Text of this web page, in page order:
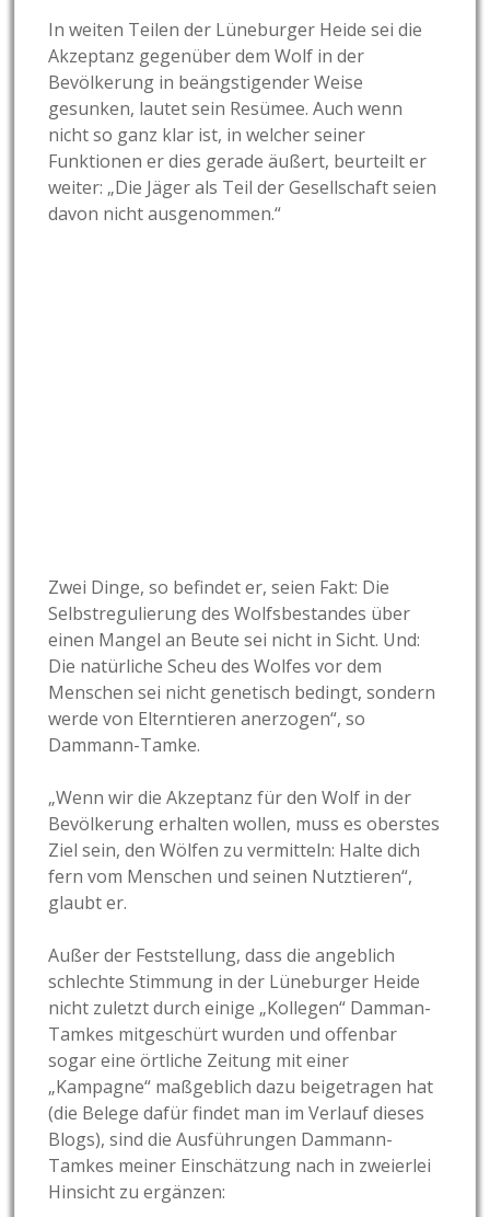
In weiten Teilen der Lüneburger Heide sei die
Akzeptanz gegenüber dem Wolf in der
Bevölkerung in beängstigender Weise
gesunken, lautet sein Resümee. Auch wenn
nicht so ganz klar ist, in welcher seiner
Funktionen er dies gerade äußert, beurteilt er
weiter: „Die Jäger als Teil der Gesellschaft seien
davon nicht ausgenommen.“
Zwei Dinge, so befindet er, seien Fakt: Die
Selbstregulierung des Wolfsbestandes über
einen Mangel an Beute sei nicht in Sicht. Und:
Die natürliche Scheu des Wolfes vor dem
Menschen sei nicht genetisch bedingt, sondern
werde von Elterntieren anerzogen“, so
Dammann-Tamke.
„Wenn wir die Akzeptanz für den Wolf in der
Bevölkerung erhalten wollen, muss es oberstes
Ziel sein, den Wölfen zu vermitteln: Halte dich
fern vom Menschen und seinen Nutztieren“,
glaubt er.
Außer der Feststellung, dass die angeblich
schlechte Stimmung in der Lüneburger Heide
nicht zuletzt durch einige „Kollegen“ Damman-
Tamkes mitgeschürt wurden und offenbar
sogar eine örtliche Zeitung mit einer
„Kampagne“ maßgeblich dazu beigetragen hat
(die Belege dafür findet man im Verlauf dieses
Blogs), sind die Ausführungen Dammann-
Tamkes meiner Einschätzung nach in zweierlei
Hinsicht zu ergänzen: